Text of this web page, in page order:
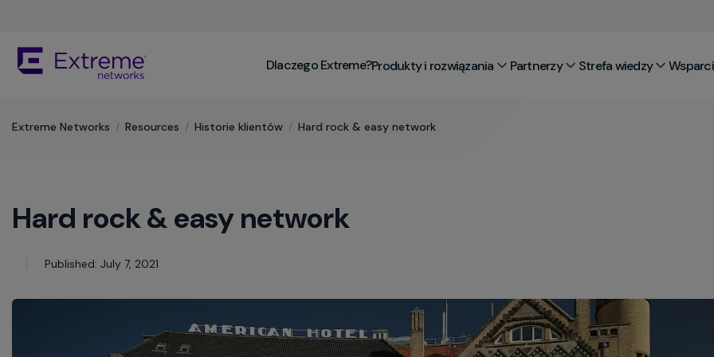
Content
keyboard
keys,
enter,
and
commands.
keys
can
Dlaczego Extreme?Produkty i rozwiązania Partnerzy Strefa wiedzy
Extreme Networks / Resources / Historie klientów / Hard rock & easy network
Hard rock & easy network
Published: July 7, 2021